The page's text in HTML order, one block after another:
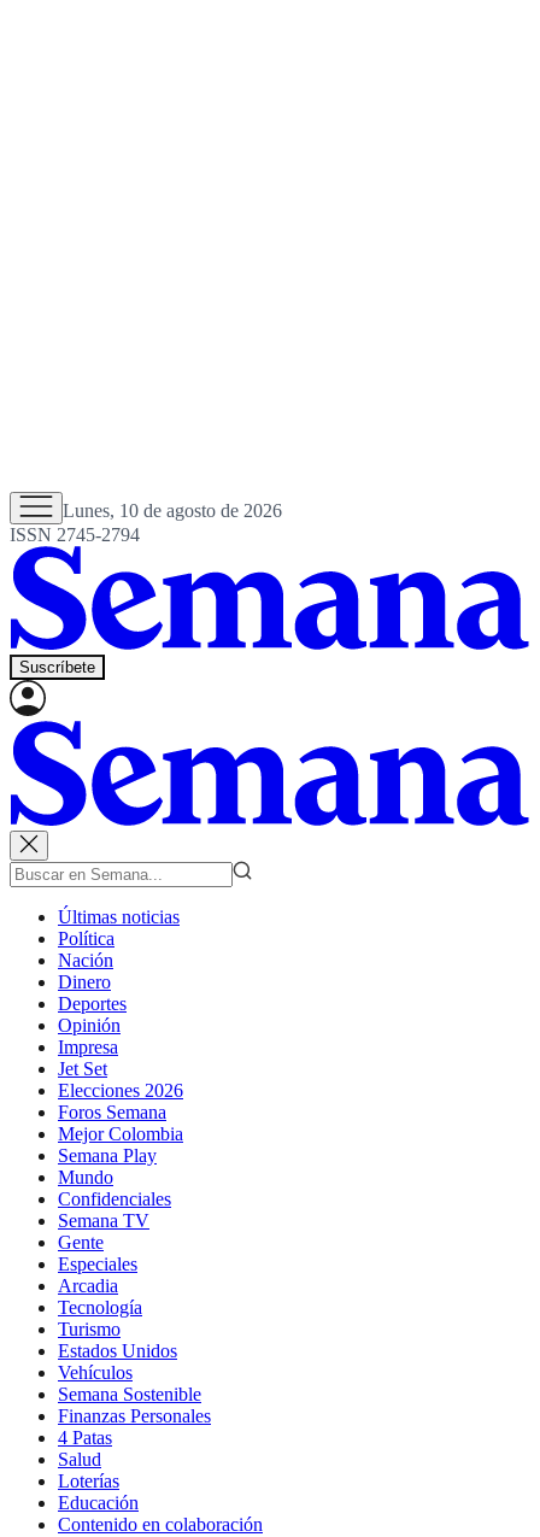
Lunes, 10 de agosto de 2026
ISSN 2745-2794
Suscríbete
Últimas noticias
Política
Nación
Dinero
Deportes
Opinión
Impresa
Jet Set
Elecciones 2026
Foros Semana
Mejor Colombia
Semana Play
Mundo
Confidenciales
Semana TV
Gente
Especiales
Arcadia
Tecnología
Turismo
Estados Unidos
Vehículos
Semana Sostenible
Finanzas Personales
4 Patas
Salud
Loterías
Educación
Contenido en colaboración